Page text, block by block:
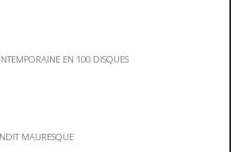
EN 100 DISQUES
MAURESQUE